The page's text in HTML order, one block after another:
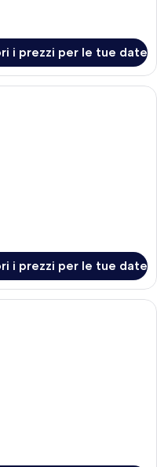
i prezzi per le tue date
da letto di alta qualità,
i prezzi per le tue date
moderna camera d'albergo